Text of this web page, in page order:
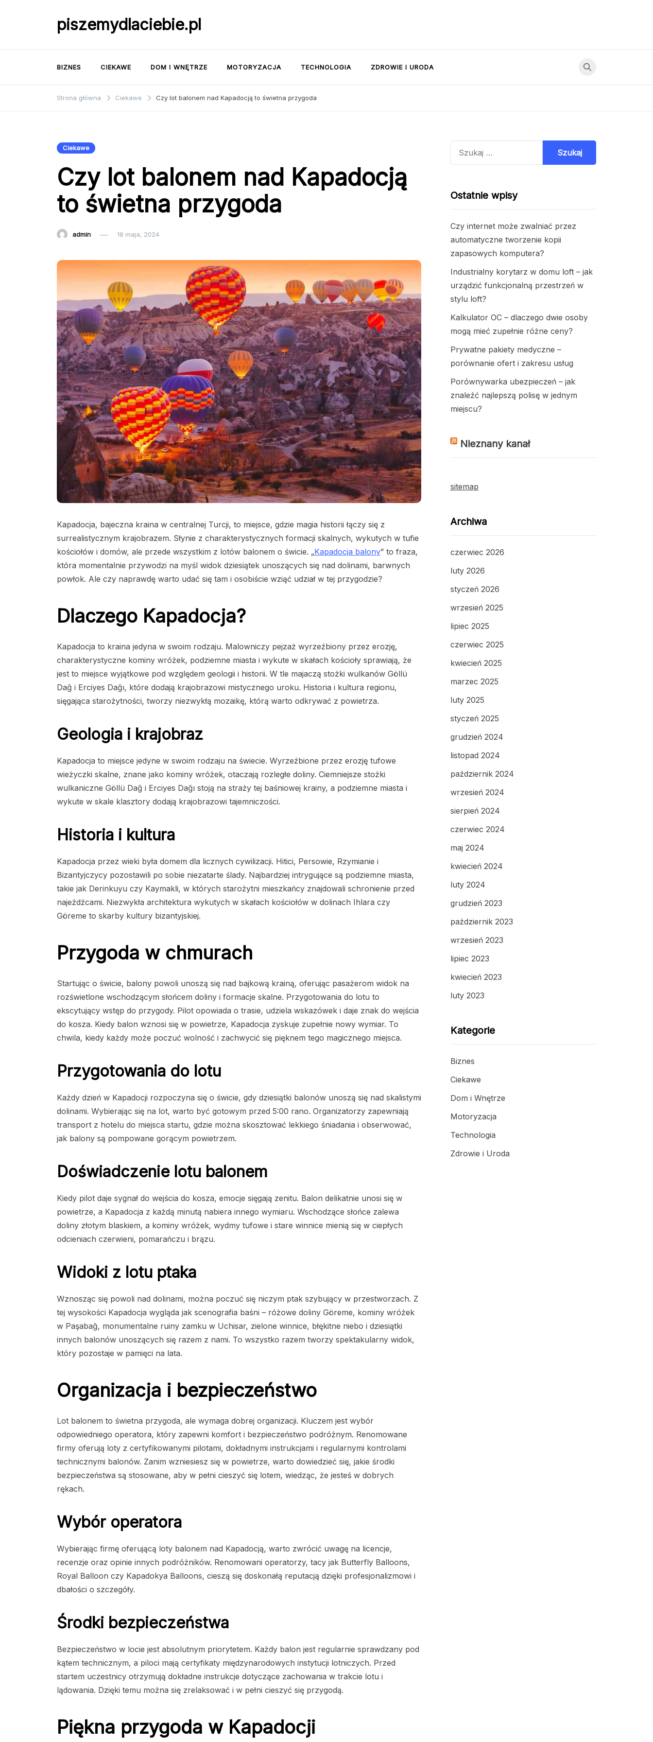
piszemydlaciebie.pl
BIZNES CIEKAWE DOM I WNĘTRZE MOTORYZACJA TECHNOLOGIA ZDROWIE I URODA
Strona główna Ciekawe Czy lot balonem nad Kapadocją to świetna przygoda
Ciekawe
Czy lot balonem nad Kapadocją
to świetna przygoda
admin 18 maja, 2024
Kapadocja, bajeczna kraina w centralnej Turcji, to miejsce, gdzie magia historii łączy się z
surrealistycznym krajobrazem. Słynie z charakterystycznych formacji skalnych, wykutych w tufie
kościołów i domów, ale przede wszystkim z lotów balonem o świcie. „Kapadocja balony” to fraza,
która momentalnie przywodzi na myśl widok dziesiątek unoszących się nad dolinami, barwnych
powłok. Ale czy naprawdę warto udać się tam i osobiście wziąć udział w tej przygodzie?
Dlaczego Kapadocja?
Kapadocja to kraina jedyna w swoim rodzaju. Malowniczy pejzaż wyrzeźbiony przez erozję,
charakterystyczne kominy wróżek, podziemne miasta i wykute w skałach kościoły sprawiają, że
jest to miejsce wyjątkowe pod względem geologii i historii. W tle majaczą stożki wulkanów Göllü
Dağ i Erciyes Dağı, które dodają krajobrazowi mistycznego uroku. Historia i kultura regionu,
sięgająca starożytności, tworzy niezwykłą mozaikę, którą warto odkrywać z powietrza.
Geologia i krajobraz
Kapadocja to miejsce jedyne w swoim rodzaju na świecie. Wyrzeźbione przez erozję tufowe
wieżyczki skalne, znane jako kominy wróżek, otaczają rozległe doliny. Ciemniejsze stożki
wulkaniczne Göllü Dağ i Erciyes Dağı stoją na straży tej baśniowej krainy, a podziemne miasta i
wykute w skale klasztory dodają krajobrazowi tajemniczości.
Historia i kultura
Kapadocja przez wieki była domem dla licznych cywilizacji. Hitici, Persowie, Rzymianie i
Bizantyjczycy pozostawili po sobie niezatarte ślady. Najbardziej intrygujące są podziemne miasta,
takie jak Derinkuyu czy Kaymakli, w których starożytni mieszkańcy znajdowali schronienie przed
najeźdźcami. Niezwykła architektura wykutych w skałach kościołów w dolinach Ihlara czy
Göreme to skarby kultury bizantyjskiej.
Przygoda w chmurach
Startując o świcie, balony powoli unoszą się nad bajkową krainą, oferując pasażerom widok na
rozświetlone wschodzącym słońcem doliny i formacje skalne. Przygotowania do lotu to
ekscytujący wstęp do przygody. Pilot opowiada o trasie, udziela wskazówek i daje znak do wejścia
do kosza. Kiedy balon wznosi się w powietrze, Kapadocja zyskuje zupełnie nowy wymiar. To
chwila, kiedy każdy może poczuć wolność i zachwycić się pięknem tego magicznego miejsca.
Przygotowania do lotu
Każdy dzień w Kapadocji rozpoczyna się o świcie, gdy dziesiątki balonów unoszą się nad skalistymi
dolinami. Wybierając się na lot, warto być gotowym przed 5:00 rano. Organizatorzy zapewniają
transport z hotelu do miejsca startu, gdzie można skosztować lekkiego śniadania i obserwować,
jak balony są pompowane gorącym powietrzem.
Doświadczenie lotu balonem
Kiedy pilot daje sygnał do wejścia do kosza, emocje sięgają zenitu. Balon delikatnie unosi się w
powietrze, a Kapadocja z każdą minutą nabiera innego wymiaru. Wschodzące słońce zalewa
doliny złotym blaskiem, a kominy wróżek, wydmy tufowe i stare winnice mienią się w ciepłych
odcieniach czerwieni, pomarańczu i brązu.
Widoki z lotu ptaka
Wznosząc się powoli nad dolinami, można poczuć się niczym ptak szybujący w przestworzach. Z
tej wysokości Kapadocja wygląda jak scenografia baśni – różowe doliny Göreme, kominy wróżek
w Paşabağ, monumentalne ruiny zamku w Uchisar, zielone winnice, błękitne niebo i dziesiątki
innych balonów unoszących się razem z nami. To wszystko razem tworzy spektakularny widok,
który pozostaje w pamięci na lata.
Organizacja i bezpieczeństwo
Lot balonem to świetna przygoda, ale wymaga dobrej organizacji. Kluczem jest wybór
odpowiedniego operatora, który zapewni komfort i bezpieczeństwo podróżnym. Renomowane
firmy oferują loty z certyfikowanymi pilotami, dokładnymi instrukcjami i regularnymi kontrolami
technicznymi balonów. Zanim wzniesiesz się w powietrze, warto dowiedzieć się, jakie środki
bezpieczeństwa są stosowane, aby w pełni cieszyć się lotem, wiedząc, że jesteś w dobrych
rękach.
Wybór operatora
Wybierając firmę oferującą loty balonem nad Kapadocją, warto zwrócić uwagę na licencje,
recenzje oraz opinie innych podróżników. Renomowani operatorzy, tacy jak Butterfly Balloons,
Royal Balloon czy Kapadokya Balloons, cieszą się doskonałą reputacją dzięki profesjonalizmowi i
dbałości o szczegóły.
Środki bezpieczeństwa
Bezpieczeństwo w locie jest absolutnym priorytetem. Każdy balon jest regularnie sprawdzany pod
kątem technicznym, a piloci mają certyfikaty międzynarodowych instytucji lotniczych. Przed
startem uczestnicy otrzymują dokładne instrukcje dotyczące zachowania w trakcie lotu i
lądowania. Dzięki temu można się zrelaksować i w pełni cieszyć się przygodą.
Piękna przygoda w Kapadocji
Ostatnie wpisy
Czy internet może zwalniać przez
automatyczne tworzenie kopii
zapasowych komputera?
Industrialny korytarz w domu loft – jak
urządzić funkcjonalną przestrzeń w
stylu loft?
Kalkulator OC – dlaczego dwie osoby
mogą mieć zupełnie różne ceny?
Prywatne pakiety medyczne –
porównanie ofert i zakresu usług
Porównywarka ubezpieczeń – jak
znaleźć najlepszą polisę w jednym
miejscu?
Nieznany kanał
sitemap
Archiwa
czerwiec 2026
luty 2026
styczeń 2026
wrzesień 2025
lipiec 2025
czerwiec 2025
kwiecień 2025
marzec 2025
luty 2025
styczeń 2025
grudzień 2024
listopad 2024
październik 2024
wrzesień 2024
sierpień 2024
czerwiec 2024
maj 2024
kwiecień 2024
luty 2024
grudzień 2023
październik 2023
wrzesień 2023
lipiec 2023
kwiecień 2023
luty 2023
Kategorie
Biznes
Ciekawe
Dom i Wnętrze
Motoryzacja
Technologia
Zdrowie i Uroda